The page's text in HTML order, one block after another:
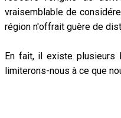
vraisemblable de
région n'offrait guère de
En fait, il existe plusieurs
limiterons-nous à ce que